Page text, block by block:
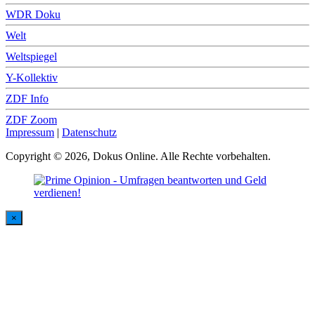
WDR Doku
Welt
Weltspiegel
Y-Kollektiv
ZDF Info
ZDF Zoom
Impressum | Datenschutz
Copyright © 2026, Dokus Online. Alle Rechte vorbehalten.
×